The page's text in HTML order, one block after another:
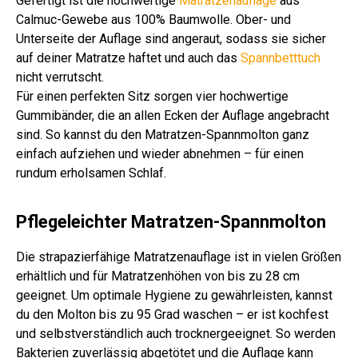
Calmuc-Gewebe aus 100% Baumwolle. Ober- und
Unterseite der Auflage sind angeraut, sodass sie sicher
auf deiner Matratze haftet und auch das Spannbetttuch
nicht verrutscht.
Für einen perfekten Sitz sorgen vier hochwertige
Gummibänder, die an allen Ecken der Auflage angebracht
sind. So kannst du den Matratzen-Spannmolton ganz
einfach aufziehen und wieder abnehmen – für einen
rundum erholsamen Schlaf.
Pflegeleichter Matratzen-Spannmolton
Die strapazierfähige Matratzenauflage ist in vielen Größen
erhältlich und für Matratzenhöhen von bis zu 28 cm
geeignet. Um optimale Hygiene zu gewährleisten, kannst
du den Molton bis zu 95 Grad waschen – er ist kochfest
und selbstverständlich auch trocknergeeignet. So werden
Bakterien zuverlässig abgetötet und die Auflage kann